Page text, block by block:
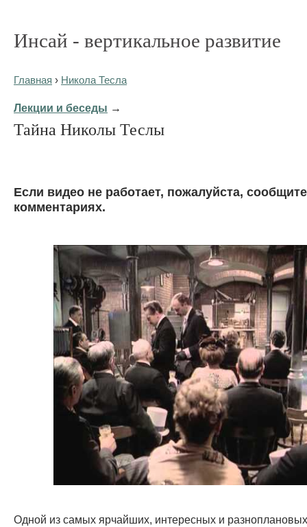
Инсай - вертикальное развитие
Главная › Никола Тесла
Лекции и беседы →
Тайна Николы Теслы
Eсли видео не работает, пожалуйста,
комментариях.
Одной из самых ярчайших, интересных и